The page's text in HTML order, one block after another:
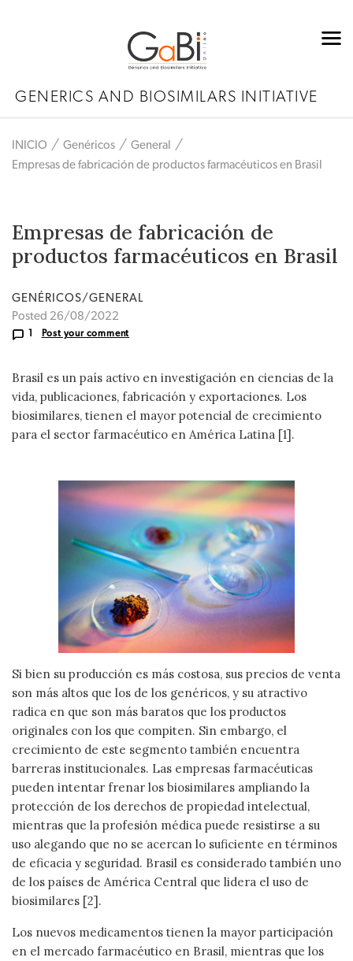
GENERICS AND BIOSIMILARS INITIATIVE
INICIO Genéricos
General
Empresas de fabricación de productos farmacéuticos en Brasil
Empresas de fabricación de
productos farmacéuticos en Brasil
GENÉRICOS/GENERAL
Posted 26/08/2022
Post your comment
Brasil es un país activo en investigación en ciencias de la
vida, publicaciones, fabricación y exportaciones. Los
biosimilares, tienen el mayor potencial de crecimiento
para el sector farmacéutico en América Latina [1].
Si bien su producción es más costosa, sus precios de venta
son más altos que los de los genéricos, y su atractivo
radica en que son más baratos que los productos
originales con los que compiten. Sin embargo, el
crecimiento de este segmento también encuentra
barreras institucionales. Las empresas farmacéuticas
pueden intentar frenar los biosimilares ampliando la
protección de los derechos de propiedad intelectual,
mientras que la profesión médica puede resistirse a su
uso alegando que no se acercan lo suficiente en términos
de eficacia y seguridad. Brasil es considerado también uno
de los países de América Central que lidera el uso de
biosimilares [2].
Los nuevos medicamentos tienen la mayor participación
en el mercado farmacéutico en Brasil, mientras que los